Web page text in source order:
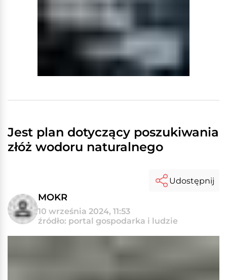
Jest plan dotyczący poszukiwania
złóż wodoru naturalnego
MOKR
10 września 2024, 11:53
źródło: portal gospodarka i ludzie
Udostępnij